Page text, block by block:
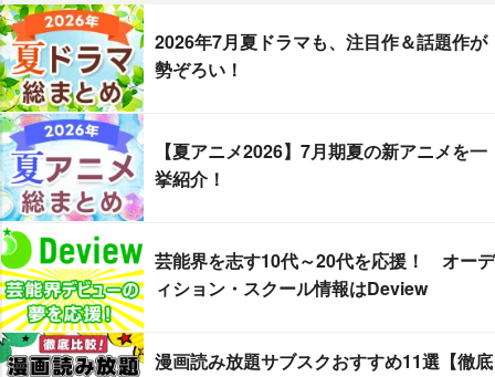
2026年7月夏ドラマも、注目作＆話題作が
勢ぞろい！
【夏アニメ2026】7月期夏の新アニメを一
挙紹介！
芸能界を志す10代～20代を応援！ オーデ
ィション・スクール情報はDeview
漫画読み放題サブスクおすすめ11選【徹底